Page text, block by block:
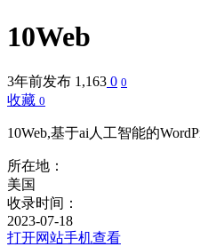
10Web
3年前发布 1,163 0 0
收藏 0
10Web,基于ai人工智能的
所在地：
美国
收录时间：
2023-07-18
打开网站手机查看